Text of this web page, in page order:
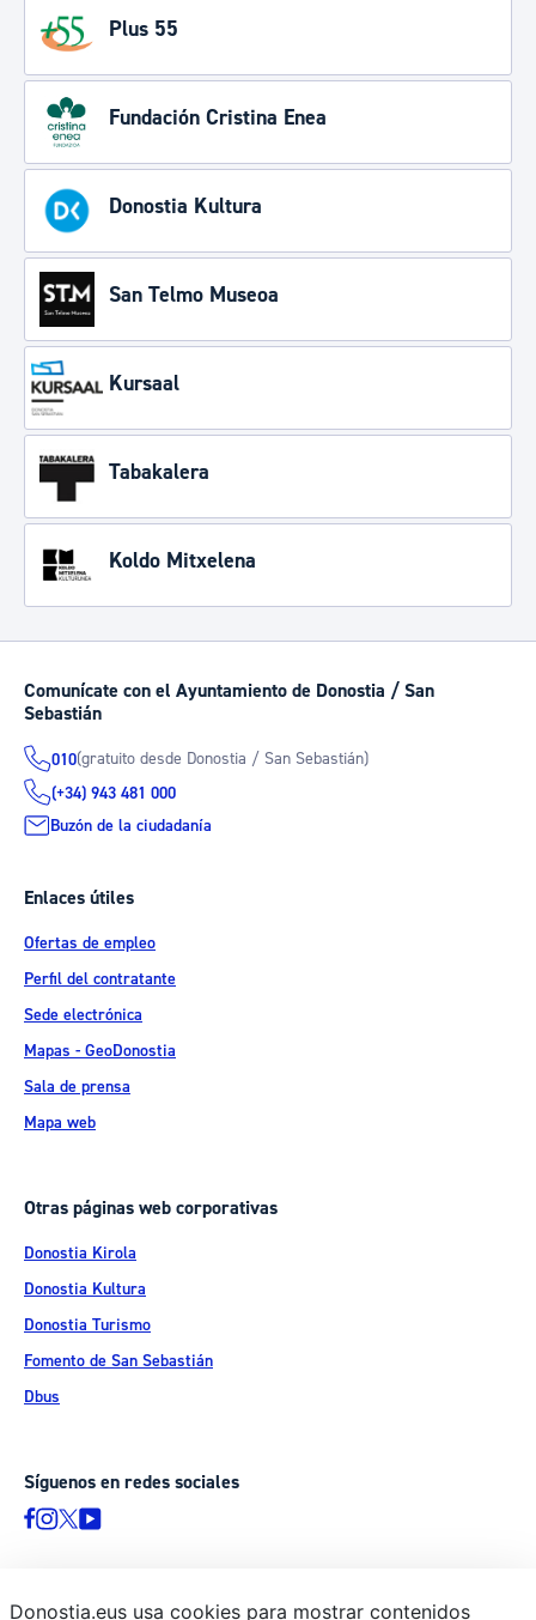
Plus 55
Fundación Cristina Enea
Donostia Kultura
San Telmo Museoa
Kursaal
Tabakalera
Koldo Mitxelena
Comunícate con el Ayuntamiento de Donostia / San
Sebastián
010(gratuito desde Donostia / San Sebastián)
(+34) 943 481 000
Buzón de la ciudadanía
Enlaces útiles
Ofertas de empleo
Perfil del contratante
Sede electrónica
Mapas - GeoDonostia
Sala de prensa
Mapa web
Otras páginas web corporativas
Donostia Kirola
Donostia Kultura
Donostia Turismo
Fomento de San Sebastián
Dbus
Síguenos en redes sociales
Donostia.eus usa cookies para mostrar contenidos